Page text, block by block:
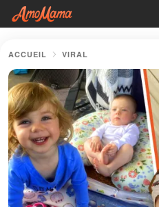
ACCUEIL VIRAL